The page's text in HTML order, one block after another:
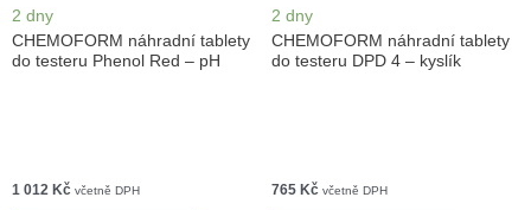
2 dny
CHEMOFORM náhradní tablety
do testeru Phenol Red – pH
1 012 Kč včetně DPH
2 dny
CHEMOFORM náhradní tablety
do testeru DPD 4 – kyslík
765 Kč včetně DPH